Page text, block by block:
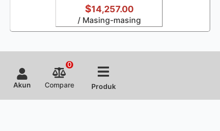
$14,257.00
/ Masing-masing
Akun Compare
0
Produk